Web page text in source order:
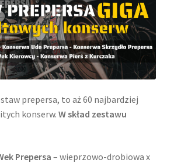
prepersa, to aż 60 najbardziej
konserw. W skład zestawu
Prepersa– wieprzowo-drobiowa x